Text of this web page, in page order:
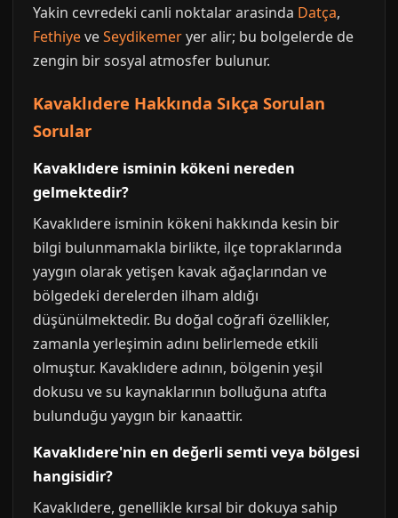
Yakin cevredeki canli noktalar arasinda Datça,
FethiyeveSeydikemeryer alir; bu bolgelerde de
zengin bir sosyal atmosfer bulunur.
Kavaklıdere Hakkında Sıkça Sorulan
Sorular
Kavaklıdere isminin kökeni nereden
gelmektedir?
Kavaklıdere isminin kökeni hakkında kesin bir
bilgi bulunmamakla birlikte, ilçe topraklarında
yaygın olarak yetişen kavak ağaçlarından ve
bölgedeki derelerden ilham aldığı
düşünülmektedir. Bu doğal coğrafi özellikler,
zamanla yerleşimin adını belirlemede etkili
olmuştur. Kavaklıdere adının, bölgenin yeşil
dokusu ve su kaynaklarının bolluğuna atıfta
bulunduğu yaygın bir kanaattir.
Kavaklıdere'nin en değerli semti veya bölgesi
hangisidir?
Kavaklıdere, genellikle kırsal bir dokuya sahip